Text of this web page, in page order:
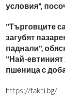
условия",
"Търговците
загубят
паднали",
"Най-евтиният
пшеница с
https://fakti.bg/